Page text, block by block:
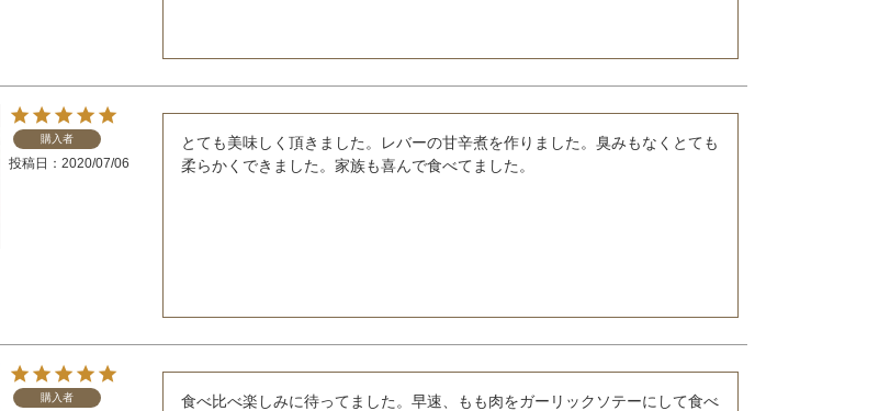
購入者
投稿日 2020/07/06
とても美味しく頂きました。レバーの甘辛煮を作りました。臭みもなくとても
柔らかくできました。家族も喜んで食べてました。
購入者
食べ比べ楽しみに待ってました。早速、もも肉をガーリックソテーにして食べ